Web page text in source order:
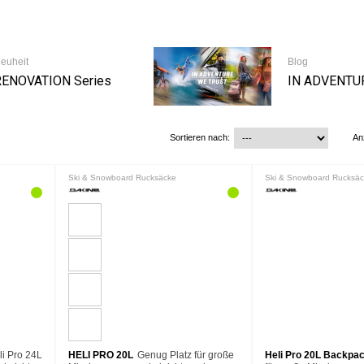
Series
Blog
IN
Sortieren nach:
Pro 24L
Ski & Snowboard Rucksäcke
HELI PRO 20L Genug Platz für große
Ski & Snowboard
Heli Pro 20L